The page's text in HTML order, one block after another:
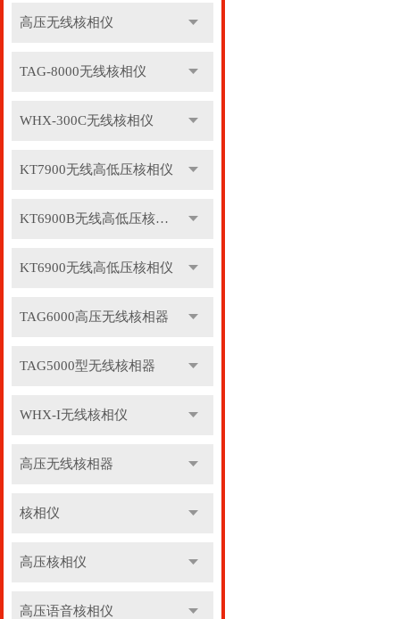
高压无线核相仪
TAG-8000无线核相仪
WHX-300C无线核相仪
KT7900无线高低压核相仪
KT6900B无线高低压核相仪
KT6900无线高低压核相仪
TAG6000高压无线核相器
TAG5000型无线核相器
WHX-I无线核相仪
高压无线核相器
核相仪
高压核相仪
高压语音核相仪